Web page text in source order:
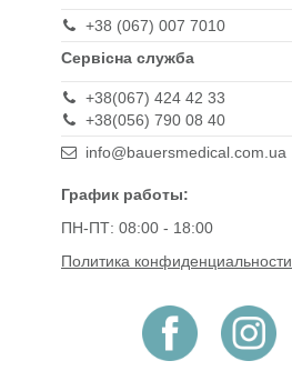
+38 (067) 007 7010
Сервісна служба
+38(067) 424 42 33
+38(056) 790 08 40
info@bauersmedical.com.ua
График работы:
ПН-ПТ: 08:00 - 18:00
Политика конфиденциальности